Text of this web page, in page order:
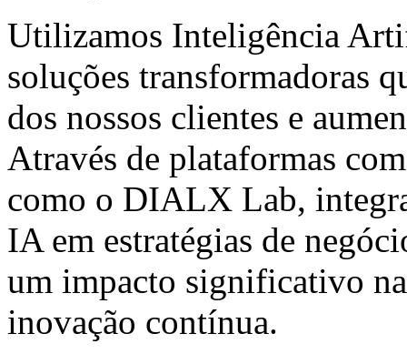
Utilizamos Inteligência
soluções transformadoras
dos nossos clientes e
Através de plataformas
como o DIALX Lab,
IA em estratégias de
um impacto significativo
inovação contínua.